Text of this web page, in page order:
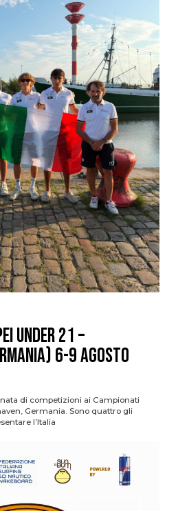
Under 21 –
6-9 agosto
di competizioni ai Campionati
Germania. Sono quattro gli
l’Italia